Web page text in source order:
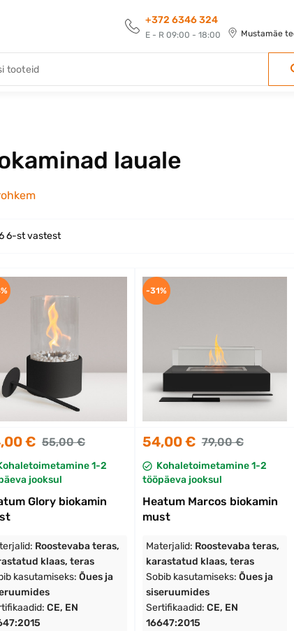
+372 6346 324
E - R 09:00 - 18:00 Mustamäe
lauale
6-st vastest
€ 55,00 €
1-2
jooksul
Glory biokamin
Roostevaba teras,
klaas, teras
kasutamiseks: Õues ja
CE, EN
54,00 € 79,00 €
Kohaletoimetamine 1-2
tööpäeva jooksul
Heatum Marcos biokamin
must
Materjalid: Roostevaba teras,
karastatud klaas, teras
Sobib kasutamiseks: Õues ja
siseruumides
Sertifikaadid: CE, EN
16647:2015
-31%